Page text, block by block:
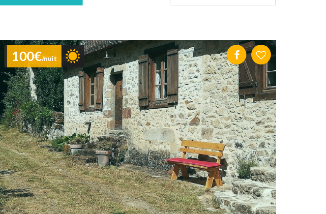
tri
100€/nuit